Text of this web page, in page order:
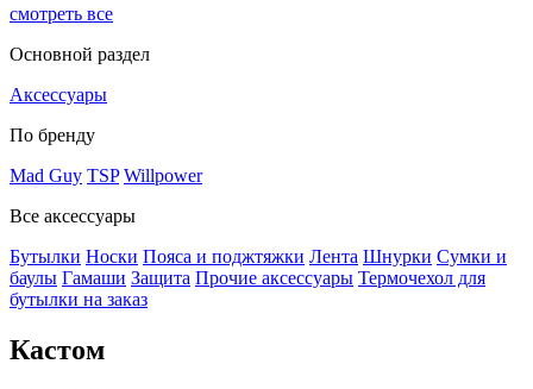
смотреть все
Основной раздел
Аксессуары
По бренду
Mad Guy TSP Willpower
Все аксессуары
Бутылки Носки Пояса и поджтяжки Лента Шнурки Сумки и
баулы Гамаши Защита Прочие аксессуары Термочехол для
бутылки на заказ
Кастом